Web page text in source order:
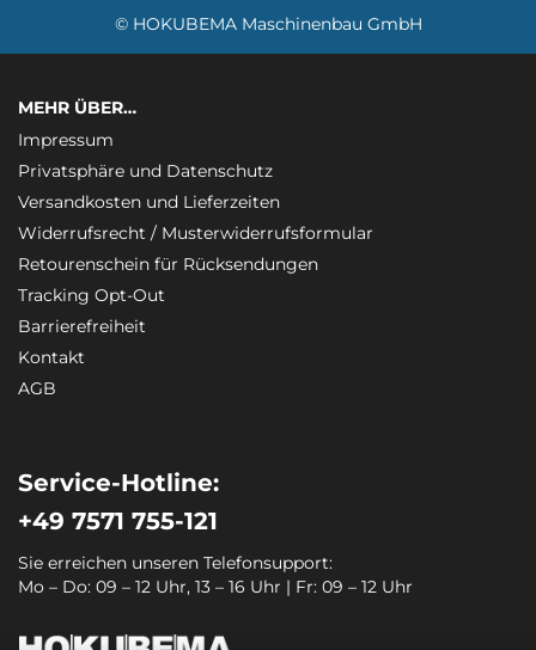
© HOKUBEMA Maschinenbau GmbH
MEHR ÜBER…
Impressum
Privatsphäre und Datenschutz
Versandkosten und Lieferzeiten
Widerrufsrecht / Musterwiderrufsformular
Retourenschein für Rücksendungen
Tracking Opt-Out
Barrierefreiheit
Kontakt
AGB
Service-Hotline:
+49 7571 755-121
Sie erreichen unseren Telefonsupport:
Mo – Do: 09 – 12 Uhr, 13 – 16 Uhr | Fr: 09 – 12 Uhr